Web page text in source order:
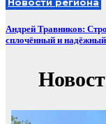
Андрей Травников:
сплочённый и